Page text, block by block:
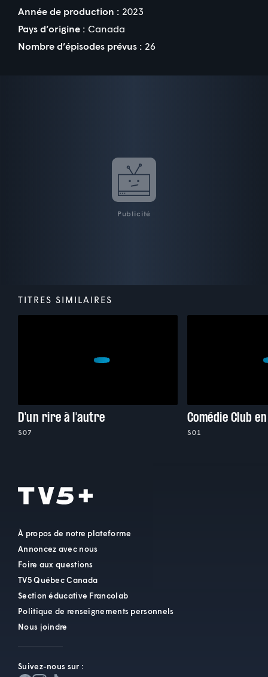
Année de production : 2023
Pays d’origine : Canada
Nombre d’épisodes prévus : 26
Publicité
TITRES SIMILAIRES
D'un rire à l'autre
S07
Comédie Club
S01
À propos de notre plateforme
Annoncez avec nous
Foire aux questions
TV5 Québec Canada
Section éducative Francolab
Politique de renseignements personnels
Nous joindre
Suivez-nous sur :